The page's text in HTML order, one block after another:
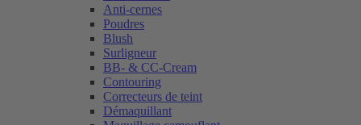
Anti-cernes
Poudres
Blush
Surligneur
BB- & CC-Cream
Contouring
Correcteurs de teint
Démaquillant